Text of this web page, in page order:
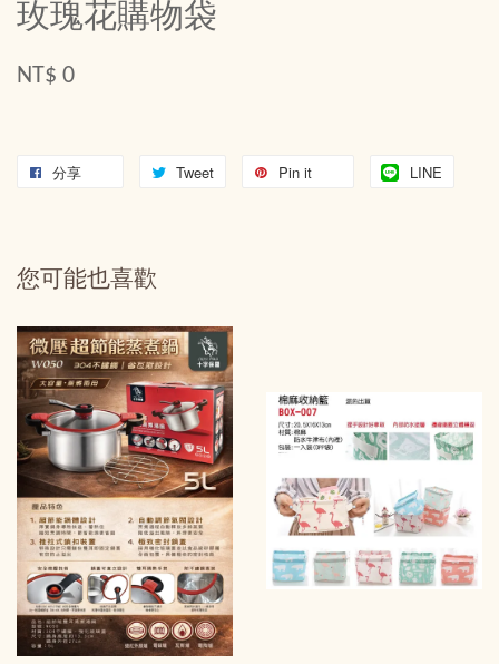
玫瑰花購物袋
NT$ 0
分享 Tweet Pin it LINE
您可能也喜歡